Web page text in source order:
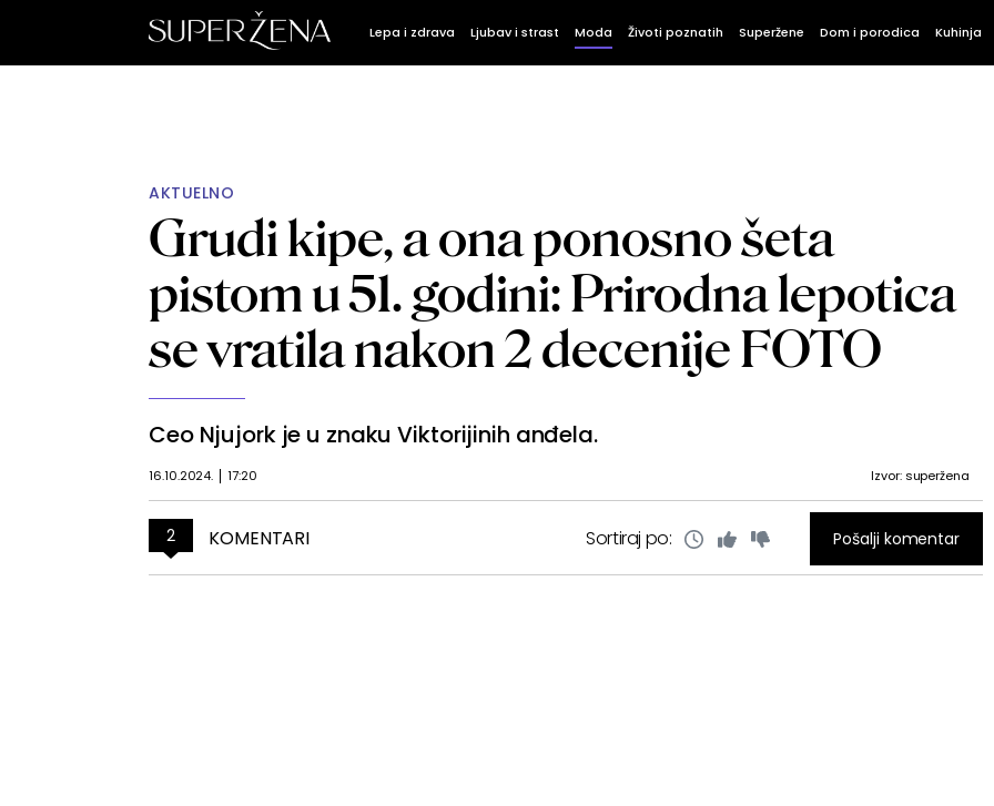
Lepa i zdrava Ljubav i strast Moda Životi poznatih Superžene Dom i porodica Kuhinja
AKTUELNO
Grudi kipe, a ona ponosno šeta
pistom u 51. godini: Prirodna lepotica
se vratila nakon 2 decenije FOTO
Ceo Njujork je u znaku Viktorijinih anđela.
16.10.2024. 17:20 Izvor: superžena
2 KOMENTARI Sortiraj po: Pošalji komentar